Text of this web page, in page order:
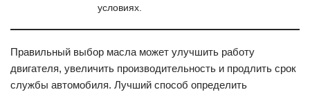
условиях.
Правильный выбор масла может улучшить работу
двигателя, увеличить производительность и продлить срок
службы автомобиля. Лучший способ определить